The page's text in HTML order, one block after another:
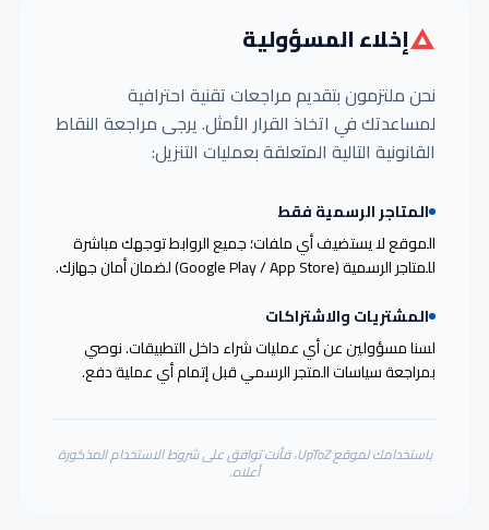
إخلاء المسؤولية
نحن ملتزمون بتقديم مراجعات تقنية احترافية
لمساعدتك في اتخاذ القرار الأمثل. يرجى مراجعة النقاط
القانونية التالية المتعلقة بعمليات التنزيل:
المتاجر الرسمية فقط
الموقع لا يستضيف أي ملفات؛ جميع الروابط توجهك مباشرة
للمتاجر الرسمية (Google Play / App Store) لضمان أمان جهازك.
المشتريات والاشتراكات
لسنا مسؤولين عن أي عمليات شراء داخل التطبيقات. نوصي
بمراجعة سياسات المتجر الرسمي قبل إتمام أي عملية دفع.
باستخدامك لموقع UpToZ، فأنت توافق على شروط الاستخدام المذكورة
أعلاه.